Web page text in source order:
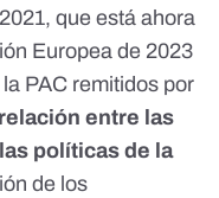
que está ahora
Europea de 2023
PAC remitidos por
relación entre las
políticas de la
de los